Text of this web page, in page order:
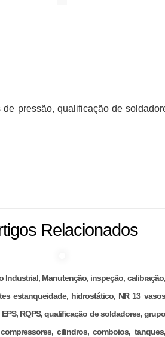
pressão, qualificação de
Relacionados
Industrial, Manutenção, inspeção, calibração,
estanqueidade, hidrostático, NR 13 vasos
RQPS, qualificação de soldadores, grupo
cilindros, comboios, tanques,